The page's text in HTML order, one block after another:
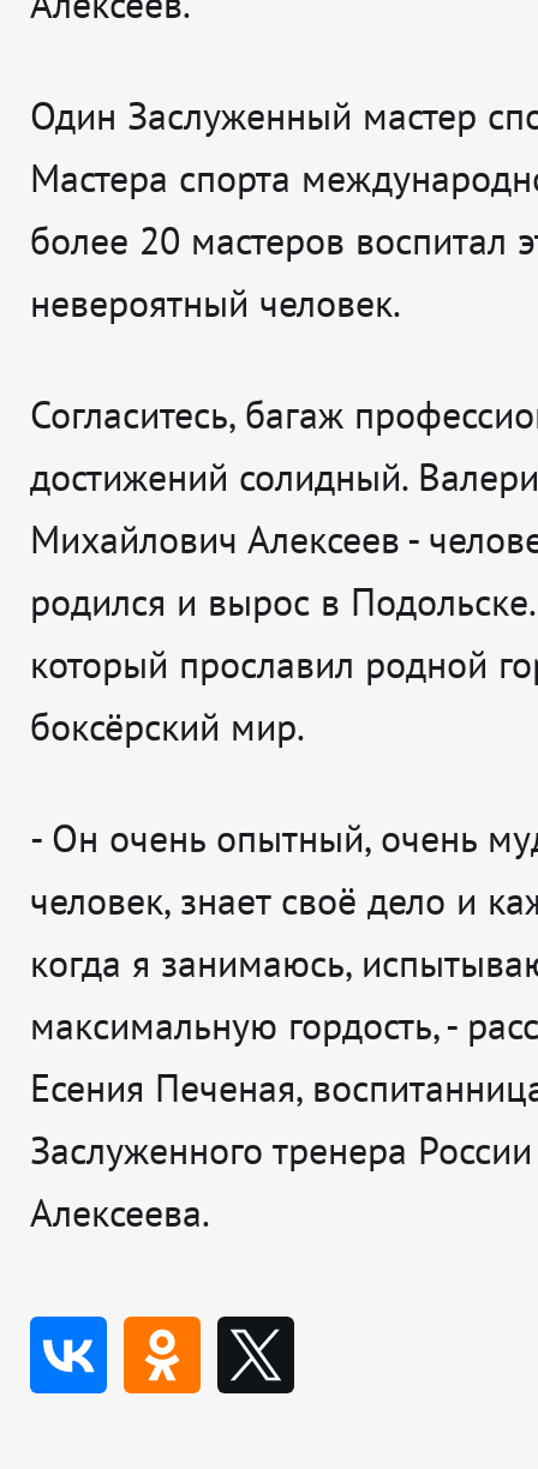
Один Заслуженный мастер
Мастера спорта
более 20 мастеров воспитал
невероятный человек.
Согласитесь, багаж
достижений солидный.
Михайлович Алексеев -
родился и вырос в
который прославил родной
боксёрский мир.
- Он очень опытный, очень
человек, знает своё дело и
когда я занимаюсь,
максимальную гордость, -
Есения Печеная,
Заслуженного тренера
Алексеева.